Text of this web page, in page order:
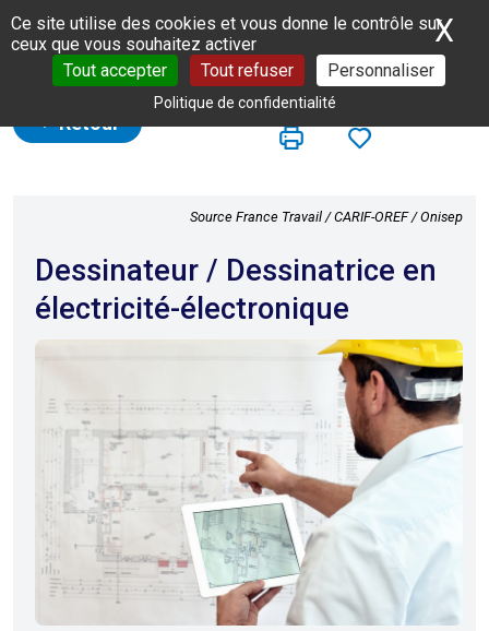
Panneau de gestion des cookies
Ce site utilise des cookies et vous donne le contrôle sur
ceux que vous souhaitez activer
Tout accepter
Tout refuser Personnaliser
Politique de confidentialité
X
Retour
Source France Travail / CARIF-OREF / Onisep
Dessinateur / Dessinatrice en
électricité-électronique